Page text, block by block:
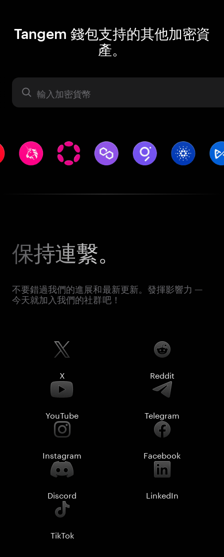
Tangem 錢包支持的其他加密資
產。
資產
保持連繫。
不要錯過我們的進展和最新更新。發揮影響力 —
今天就加入我們的社群吧！
X Reddit
YouTube Telegram
Instagram Facebook
Discord LinkedIn
TikTok